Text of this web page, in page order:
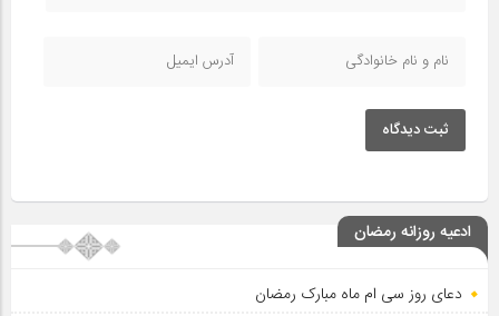
ثبت دیدگاه
ادعیه روزانه رمضان
دعای روز سی ام ماه مبارک رمضان